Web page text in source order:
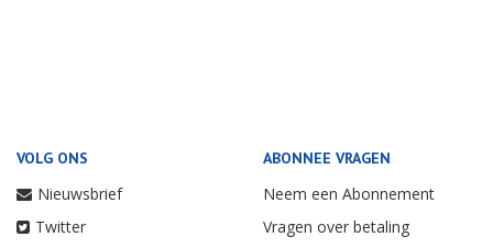
VOLG ONS
Nieuwsbrief
Twitter
ABONNEE VRAGEN
Neem een Abonnement
Vragen over betaling